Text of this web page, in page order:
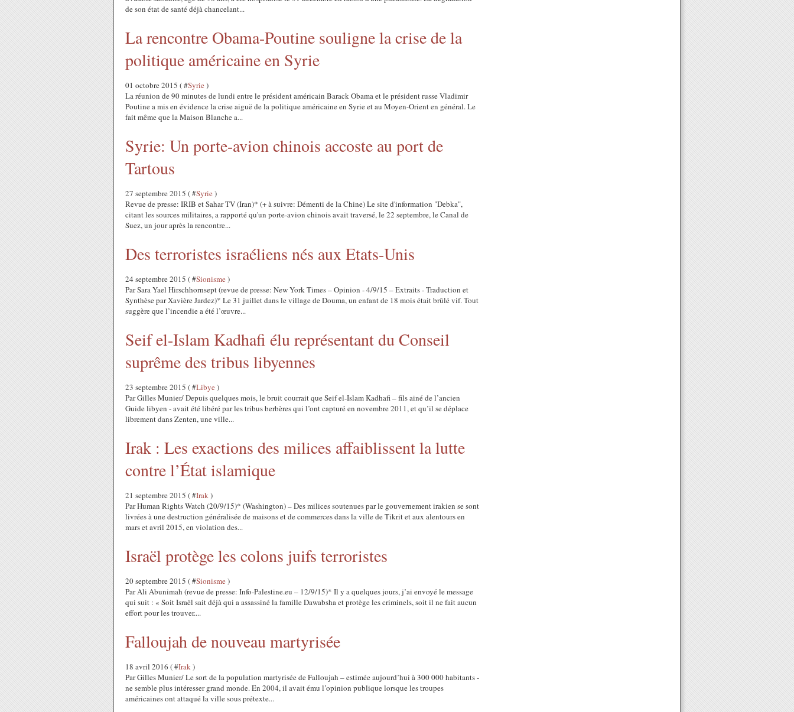
de son état de santé déjà chancelant...
La rencontre Obama-Poutine souligne la crise de la
politique américaine en Syrie
01 octobre 2015 ( #Syrie)
La réunion de 90 minutes de lundi entre le président américain Barack Obama et le président russe Vladimir
Poutine a mis en évidence la crise aiguë de la politique américaine en Syrie et au Moyen-Orient en général. Le
fait même que la Maison Blanche a...
Syrie: Un porte-avion chinois accoste au port de
Tartous
27 septembre 2015 ( #Syrie)
Revue de presse: IRIB et Sahar TV (Iran)* (+ à suivre: Démenti de la Chine) Le site d'information "Debka",
citant les sources militaires, a rapporté qu'un porte-avion chinois avait traversé, le 22 septembre, le Canal de
Suez, un jour après la rencontre...
Des terroristes israéliens nés aux Etats-Unis
24 septembre 2015 ( #Sionisme)
Par Sara Yael Hirschhornsept (revue de presse: New York Times – Opinion - 4/9/15 – Extraits - Traduction et
Synthèse par Xavière Jardez)* Le 31 juillet dans le village de Douma, un enfant de 18 mois était brûlé vif. Tout
suggère que l’incendie a été l’œuvre...
Seif el-Islam Kadhafi élu représentant du Conseil
suprême des tribus libyennes
23 septembre 2015 ( #Libye)
Par Gilles Munier/ Depuis quelques mois, le bruit courrait que Seif el-Islam Kadhafi – fils ainé de l’ancien
Guide libyen - avait été libéré par les tribus berbères qui l’ont capturé en novembre 2011, et qu’il se déplace
librement dans Zenten, une ville...
Irak : Les exactions des milices affaiblissent la lutte
contre l’État islamique
21 septembre 2015 ( #Irak)
Par Human Rights Watch (20/9/15)* (Washington) – Des milices soutenues par le gouvernement irakien se sont
livrées à une destruction généralisée de maisons et de commerces dans la ville de Tikrit et aux alentours en
mars et avril 2015, en violation des...
Israël protège les colons juifs terroristes
20 septembre 2015 ( #Sionisme)
Par Ali Abunimah (revue de presse: Info-Palestine.eu – 12/9/15)* Il y a quelques jours, j’ai envoyé le message
qui suit : « Soit Israël sait déjà qui a assassiné la famille Dawabsha et protège les criminels, soit il ne fait aucun
effort pour les trouver....
Falloujah de nouveau martyrisée
18 avril 2016 ( #Irak)
Par Gilles Munier/ Le sort de la population martyrisée de Falloujah – estimée aujourd’hui à 300 000 habitants -
ne semble plus intéresser grand monde. En 2004, il avait ému l’opinion publique lorsque les troupes
américaines ont attaqué la ville sous prétexte...